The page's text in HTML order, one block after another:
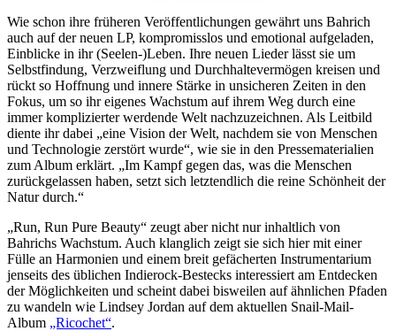
Wie schon ihre früheren Veröffentlichungen gewährt uns Bahrich
auch auf der neuen LP, kompromisslos und emotional aufgeladen,
Einblicke in ihr (Seelen-)Leben. Ihre neuen Lieder lässt sie um
Selbstfindung, Verzweiflung und Durchhaltevermögen kreisen und
rückt so Hoffnung und innere Stärke in unsicheren Zeiten in den
Fokus, um so ihr eigenes Wachstum auf ihrem Weg durch eine
immer komplizierter werdende Welt nachzuzeichnen. Als Leitbild
diente ihr dabei „eine Vision der Welt, nachdem sie von Menschen
und Technologie zerstört wurde“, wie sie in den Pressematerialien
zum Album erklärt. „Im Kampf gegen das, was die Menschen
zurückgelassen haben, setzt sich letztendlich die reine Schönheit der
Natur durch.“
„Run, Run Pure Beauty“ zeugt aber nicht nur inhaltlich von
Bahrichs Wachstum. Auch klanglich zeigt sie sich hier mit einer
Fülle an Harmonien und einem breit gefächerten Instrumentarium
jenseits des üblichen Indierock-Bestecks interessiert am Entdecken
der Möglichkeiten und scheint dabei bisweilen auf ähnlichen Pfaden
zu wandeln wie Lindsey Jordan auf dem aktuellen Snail-Mail-
Album „Ricochet“.